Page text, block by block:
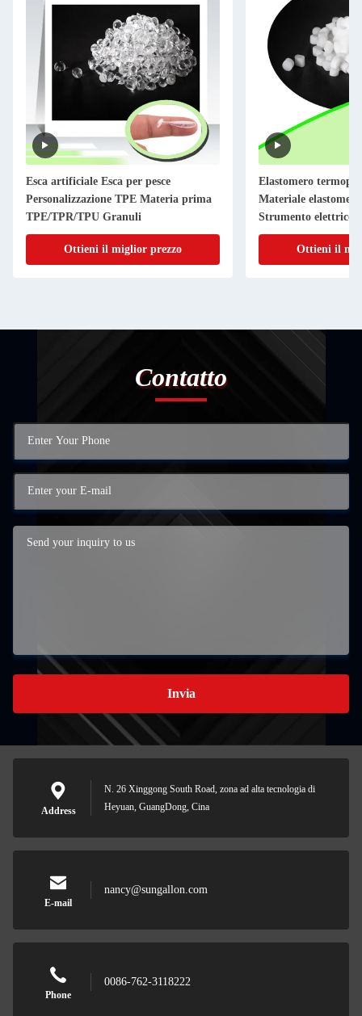
Esca artificiale Esca per pesce
Personalizzazione TPE Materia prima
TPE/TPR/TPU Granuli
Ottieni il miglior prezzo
Elastomero
Materiale
Strumento elettrico
antiscivolo
Ottieni il
Contatto
Invia
Address
N. 26 Xinggong South Road, zona ad alta tecnologia di
Heyuan, GuangDong, Cina
E-mail
nancy@sungallon.com
Phone
0086-762-3118222